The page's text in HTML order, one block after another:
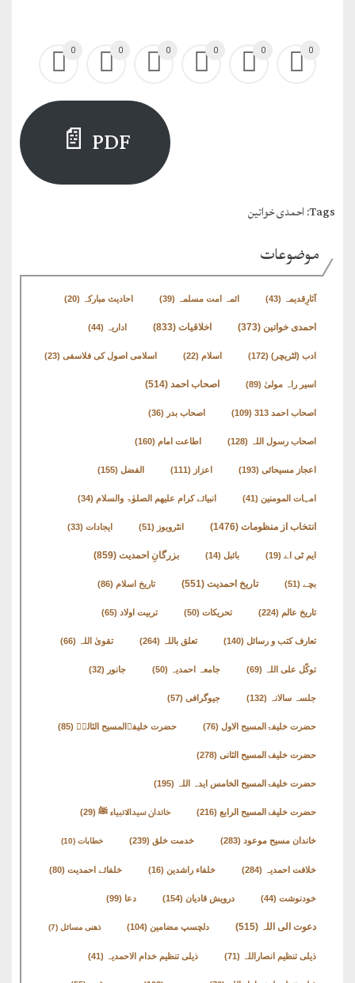
نورالدّین
متفرق
کتب
سلسلہ
0 0 0 0 0 0
PDF 📄
Tags: احمدی خواتین
موضوعات
آثارِقدیمہ (43) ائمہ امت مسلمہ (39) احادیث مبارکہ (20)
احمدی خواتین (373) اخلاقیات (833) اداریہ (44)
ادب (لٹریچر) (172) اسلام (22) اسلامی اصول کی فلاسفی (23)
اسیر راہ مولیٰ (89) اصحاب احمد (514)
اصحاب احمد 313 (109) اصحاب بدر (36)
اصحاب رسول اللہ (128) اطاعت امام (160)
اعجاز مسیحائی (193) اعزاز (111) الفضل (155)
امہات المومنین (41) انبیائے کرام علیھم الصلوٰۃ والسلام (34)
انتخاب از منظومات (1476) انٹرویوز (51) ایجادات (33)
ایم ٹی اے (19) بائبل (14) بزرگانِ احمدیت (859)
بچے (51) تاریخ احمدیت (551) تاریخ اسلام (86)
تاریخ عالم (224) تحریکات (50) تربیت اولاد (65)
تعارف کتب و رسائل (140) تعلق باللہ (264) تقویٰ اللہ (66)
توکّل علی اللہ (69) جامعہ احمدیہ (50) جانور (32)
جلسہ سالانہ (132) جیوگرافی (57)
حضرت خلیفۃالمسیح الاول (76) حضرت خلیفۃالمسیح الثالثؒ (85)
حضرت خلیفۃالمسیح الثانی (278)
حضرت خلیفۃالمسیح الخامس ایدہ اللہ (195)
حضرت خلیفۃالمسیح الرابع (216) خاندان سیدالانبیاء ﷺ (29)
خاندان مسیح موعود (283) خدمت خلق (239) خطابات (10)
خلافت احمدیہ (284) خلفاء راشدین (16) خلفائے احمدیت (80)
خودنوشت (44) درویش قادیان (154) دعا (99)
دعوت الی اللہ (515) دلچسپ مضامین (104) ذھنی مسائل (7)
ذیلی تنظیم انصاراللہ (71) ذیلی تنظیم خدام الاحمدیہ (41)